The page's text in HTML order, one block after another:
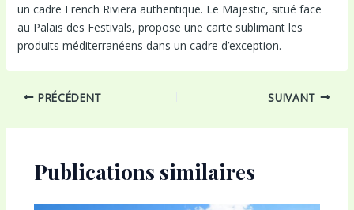
un cadre French Riviera authentique. Le Majestic, situé face
au Palais des Festivals, propose une carte sublimant les
produits méditerranéens dans un cadre d’exception.
Navigation
articles
PRÉCÉDENT SUIVANT
Publications similaires